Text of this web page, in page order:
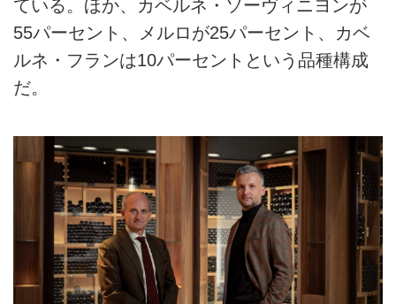
ている。ほか、カベルネ・ソーヴィニヨンが
55パーセント、メルロが25パーセント、カベ
ルネ・フランは10パーセントという品種構成
だ。